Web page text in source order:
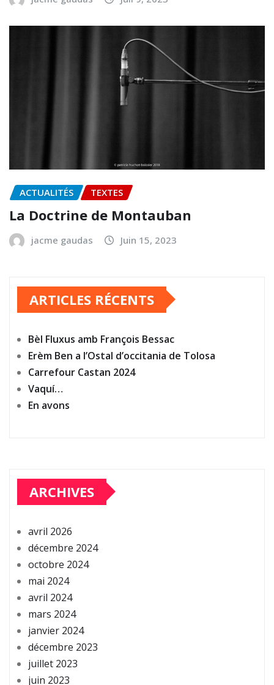
ACTUALITÉS TEXTES
La Doctrine de Montauban
jacme gaudas Juin 15, 2023
ARTICLES RÉCENTS
Bèl Fluxus amb François Bessac
Erèm Ben a l’Ostal d’occitania de Tolosa
Carrefour Castan 2024
Vaquí…
En avons
ARCHIVES
avril 2026
décembre 2024
octobre 2024
mai 2024
avril 2024
mars 2024
janvier 2024
décembre 2023
juillet 2023
juin 2023